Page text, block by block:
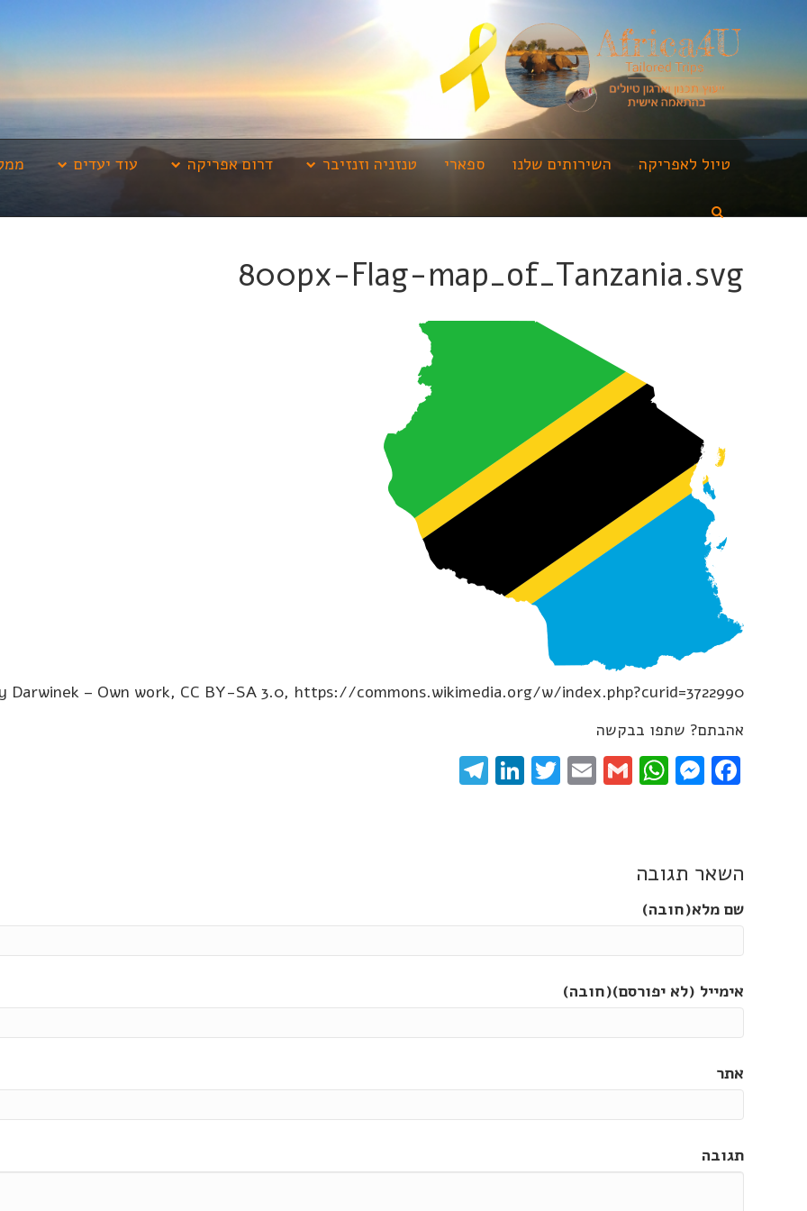
טיול לאפריקה השירותים שלנו ספארי טנזניה וזנזיבר דרום אפריקה עוד יעדים
800px-Flag-map_of_Tanzania.svg
Darwinek – Own work, CC BY-SA 3.0, https://commons.wikimedia.org/w/index.php?curid=3722990
אהבתם? שתפו בבקשה
Facebook
Messenger
WhatsApp
Gmail
Email
Twitter
LinkedIn
השאר תגובה
שם מלא(חובה)
אימייל (לא יפורסם)(חובה)
אתר
תגובה